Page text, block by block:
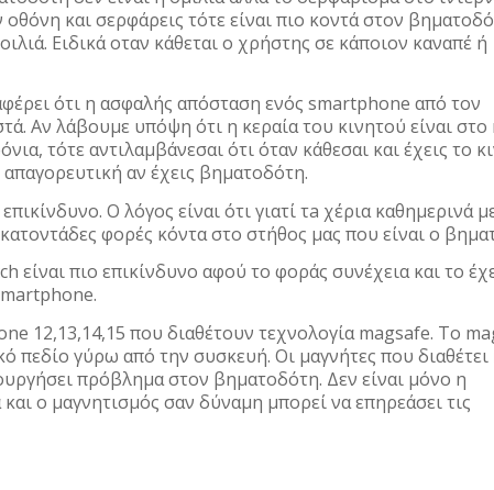
και σερφάρεις τότε είναι πιο κοντά στον
Eιδικά οταν κάθεται ο χρήστης σε κάποιον καναπέ ή
ότι η ασφαλής απόσταση ενός smartphone από τον
Αν λάβουμε υπόψη ότι η κεραία του κινητού είναι
τότε αντιλαμβάνεσαι ότι όταν κάθεσαι και έχεις το
αν έχεις βηματοδότη.
Ο λόγος είναι ότι γιατί τa χέρια καθημερινά
φορές κόντα στο στήθος μας που είναι ο
είναι πιο επικίνδυνο αφού το φοράς συνέχεια και το
12,13,14,15 που διαθέτουν τεχνολογία magsafe. Το
πεδίο γύρω από την συσκευή. Οι μαγνήτες που διαθέτει
πρόβλημα στον βηματοδότη. Δεν είναι μόνο η
ο μαγνητισμός σαν δύναμη μπορεί να επηρεάσει τις